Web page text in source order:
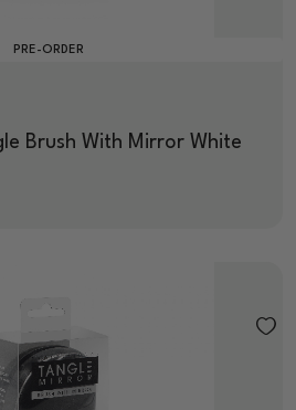
PRE-ORDER
Brush With Mirror White